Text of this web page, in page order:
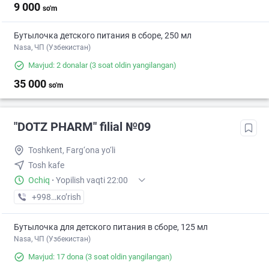
9 000 so'm
Бутылочка детского питания в сборе, 250 мл
Nasa, ЧП (Узбекистан)
Mavjud: 2 donalar(3 soat oldin yangilangan)
35 000 so'm
"DOTZ PHARM" filial №09
Toshkent, Farg‘ona yo‘li
Tosh kafe
Ochiq · Yopilish vaqti 22:00
+998 (77) XXX-XX-XX
кo’rish
Бутылочка для детского питания в сборе, 125 мл
Nasa, ЧП (Узбекистан)
Mavjud: 17 dona (3 soat oldin yangilangan)